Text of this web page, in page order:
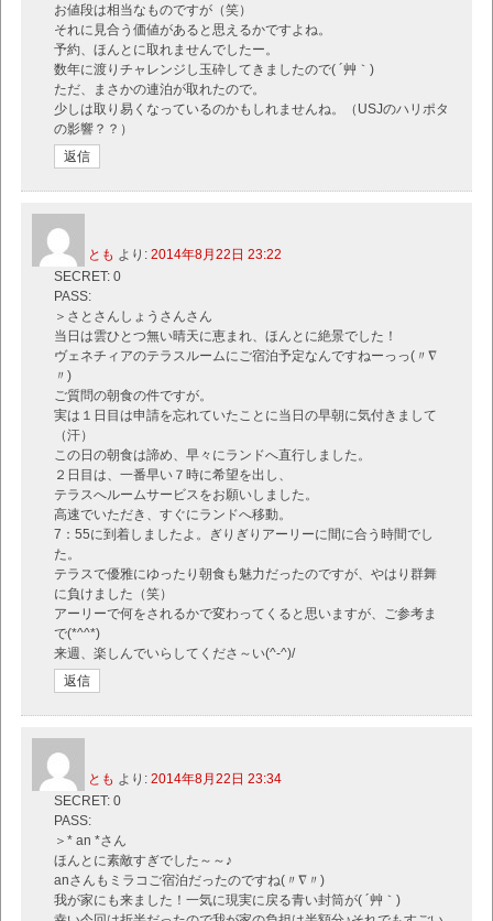
お値段は相当なものですが（笑）
それに見合う価値があると思えるかですよね。
予約、ほんとに取れませんでしたー。
数年に渡りチャレンジし玉砕してきましたので( ´艸｀)
ただ、まさかの連泊が取れたので。
少しは取り易くなっているのかもしれませんね。（USJのハリポタ
の影響？？）
返信
とも より: 2014年8月22日 23:22
SECRET: 0
PASS:
＞さとさんしょうさんさん
当日は雲ひとつ無い晴天に恵まれ、ほんとに絶景でした！
ヴェネチィアのテラスルームにご宿泊予定なんですねーっっ(〃∇
〃)
ご質問の朝食の件ですが。
実は１日目は申請を忘れていたことに当日の早朝に気付きまして
（汗）
この日の朝食は諦め、早々にランドへ直行しました。
２日目は、一番早い７時に希望を出し、
テラスへルームサービスをお願いしました。
高速でいただき、すぐにランドへ移動。
7：55に到着しましたよ。ぎりぎりアーリーに間に合う時間でし
た。
テラスで優雅にゆったり朝食も魅力だったのですが、やはり群舞
に負けました（笑）
アーリーで何をされるかで変わってくると思いますが、ご参考ま
で(*^^*)
来週、楽しんでいらしてくださ～い(^-^)/
返信
とも より: 2014年8月22日 23:34
SECRET: 0
PASS:
＞* an *さん
ほんとに素敵すぎでした～～♪
anさんもミラコご宿泊だったのですね(〃∇〃)
我が家にも来ました！一気に現実に戻る青い封筒が( ´艸｀)